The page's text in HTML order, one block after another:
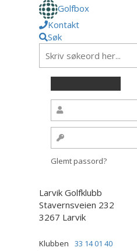
Golfbox
Kontakt
Søk
Glemt passord?
Larvik Golfklubb
Stavernsveien 232
3267 Larvik
Klubben 33 14 01 40